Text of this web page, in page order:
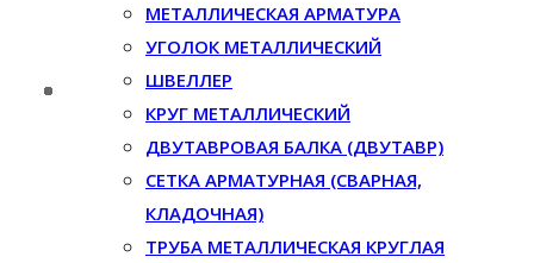
МЕТАЛЛИЧЕСКАЯ АРМАТУРА
УГОЛОК МЕТАЛЛИЧЕСКИЙ
ШВЕЛЛЕР
КРУГ МЕТАЛЛИЧЕСКИЙ
ДВУТАВРОВАЯ БАЛКА (ДВУТАВР)
СЕТКА АРМАТУРНАЯ (СВАРНАЯ,
КЛАДОЧНАЯ)
ТРУБА МЕТАЛЛИЧЕСКАЯ КРУГЛАЯ